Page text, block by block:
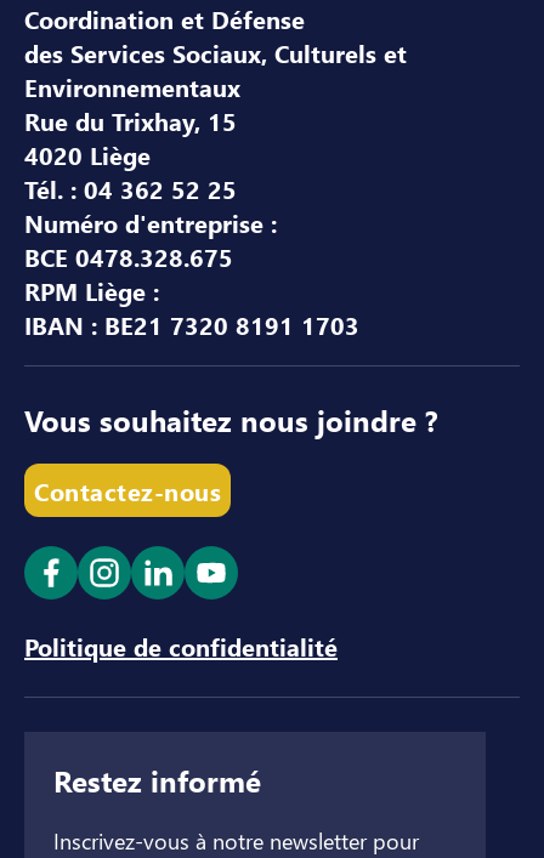
Coordination et Défense
des Services Sociaux, Culturels et
Environnementaux
Rue du Trixhay, 15
4020 Liège
Tél. : 04 362 52 25
Numéro d'entreprise :
BCE 0478.328.675
RPM Liège :
IBAN : BE21 7320 8191 1703
Vous souhaitez nous joindre ?
Contactez-nous
Ouvrir le lien dans un nouvel onglet
Ouvrir le lien dans un nouvel onglet
Ouvrir le lien dans un nouvel
Ouvrir le lien dans un
Politique de confidentialité
Restez informé
Inscrivez-vous à notre newsletter pour